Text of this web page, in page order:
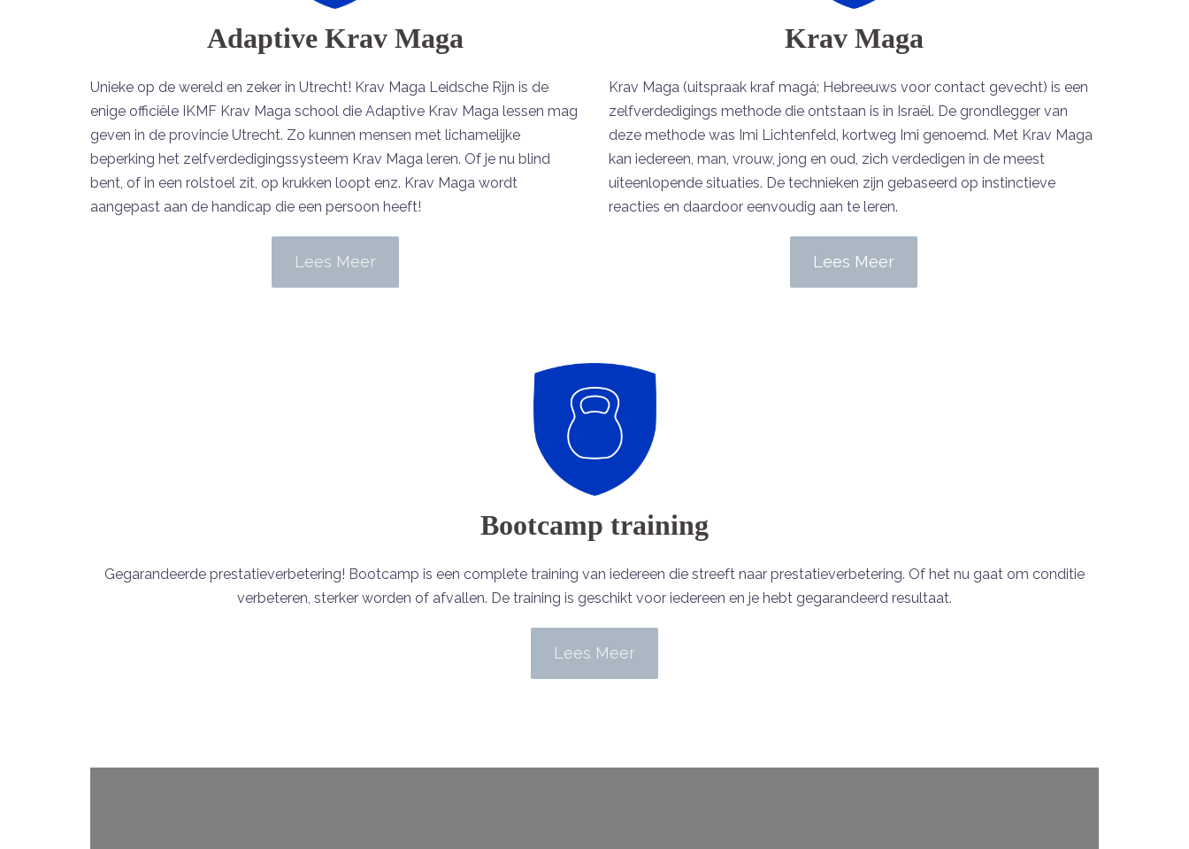
Adaptive Krav Maga
Unieke op de wereld en zeker in Utrecht! Krav Maga Leidsche Rijn is de
enige officiële IKMF Krav Maga school die Adaptive Krav Maga lessen mag
geven in de provincie Utrecht. Zo kunnen mensen met lichamelijke
beperking het zelfverdedigingssysteem Krav Maga leren. Of je nu blind
bent, of in een rolstoel zit, op krukken loopt enz. Krav Maga wordt
aangepast aan de handicap die een persoon heeft!
Lees Meer
Krav Maga
Krav Maga (uitspraak kraf magá; Hebreeuws voor contact gevecht) is een
zelfverdedigings methode die ontstaan is in Israël. De grondlegger van
deze methode was Imi Lichtenfeld, kortweg Imi genoemd. Met Krav Maga
kan iedereen, man, vrouw, jong en oud, zich verdedigen in de meest
uiteenlopende situaties. De technieken zijn gebaseerd op instinctieve
reacties en daardoor eenvoudig aan te leren.
Lees Meer
Bootcamp training
Gegarandeerde prestatieverbetering! Bootcamp is een complete training van iedereen die streeft naar prestatieverbetering. Of het nu gaat om conditie
verbeteren, sterker worden of afvallen. De training is geschikt voor iedereen en je hebt gegarandeerd resultaat.
Lees Meer